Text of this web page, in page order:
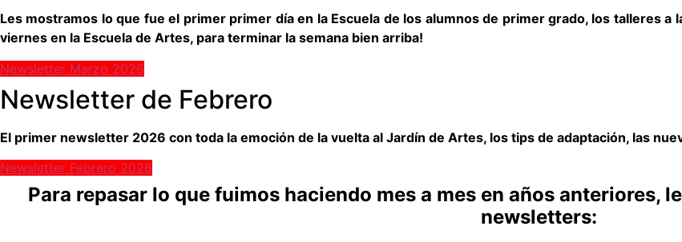
Les mostramos lo que fue el primer primer día en la Escuela de los alumnos de primer grado, los talleres
viernes en la Escuela de Artes, para terminar la semana bien arriba!
Newsletter Marzo 2026
Newsletter de Febrero
El primer newsletter 2026 con toda la emoción de la vuelta al Jardín de Artes, los tips de adaptación, las
Newsletter Febrero 2026
Para repasar lo que fuimos haciendo mes a mes en años anteriores,
newsletters: